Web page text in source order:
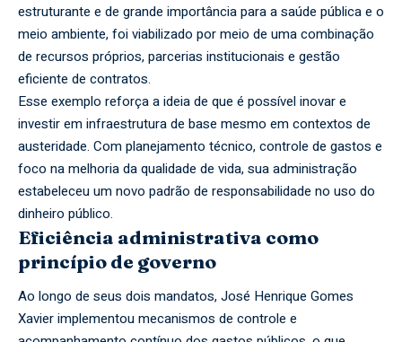
estruturante e de grande importância para a saúde pública e o
meio ambiente, foi viabilizado por meio de uma combinação
de recursos próprios, parcerias institucionais e gestão
eficiente de contratos.
Esse exemplo reforça a ideia de que é possível inovar e
investir em infraestrutura de base mesmo em contextos de
austeridade. Com planejamento técnico, controle de gastos e
foco na melhoria da qualidade de vida, sua administração
estabeleceu um novo padrão de responsabilidade no uso do
dinheiro público.
Eficiência administrativa como
princípio de governo
Ao longo de seus dois mandatos, José Henrique Gomes
Xavier implementou mecanismos de controle e